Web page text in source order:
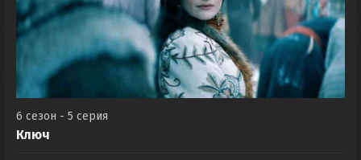
6 сезон - 5 серия
Ключ